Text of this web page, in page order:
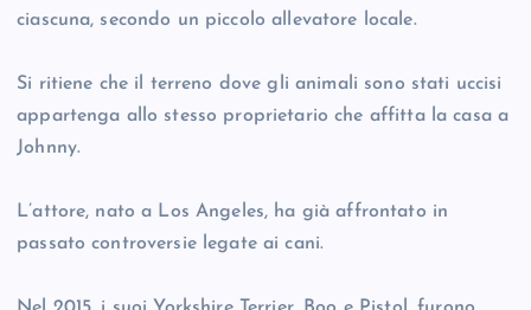
ciascuna, secondo un piccolo allevatore locale.
Si ritiene che il terreno dove gli animali sono stati uccisi
appartenga allo stesso proprietario che affitta la casa a
Johnny.
L’attore, nato a Los Angeles, ha già affrontato in
passato controversie legate ai cani.